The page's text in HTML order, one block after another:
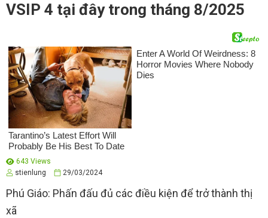
VSIP 4 tại đây trong tháng 8/2025
643 Views
stienlung
29/03/2024
Phú Giáo: Phấn đấu đủ các điều kiện để trở thành thị
xã